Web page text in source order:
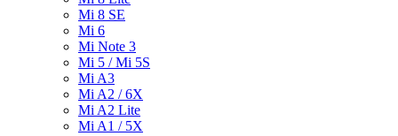
Mi 8 SE
Mi 6
Mi Note 3
Mi 5 / Mi 5S
Mi A3
Mi A2 / 6X
Mi A2 Lite
Mi A1 / 5X